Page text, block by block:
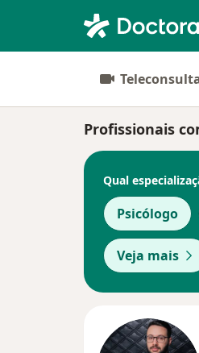
Profissionais
Qual
Psicólogo
Veja mais